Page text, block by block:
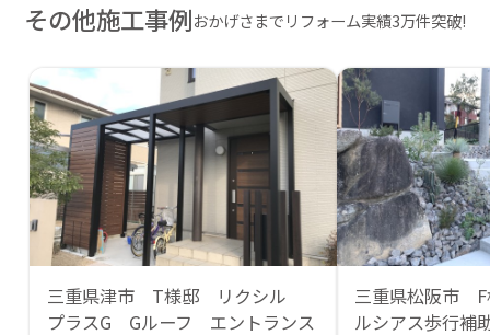
その他施工事例おかげさまでリフォーム実績3万件突破!
三重県津市 T様邸 リクシル
プラスG Gルーフ エントランス
三重県松阪市
ルシアス歩行